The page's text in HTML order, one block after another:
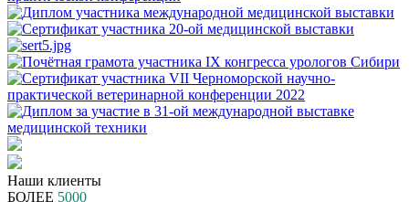
Наши клиенты
БОЛЕЕ 5000